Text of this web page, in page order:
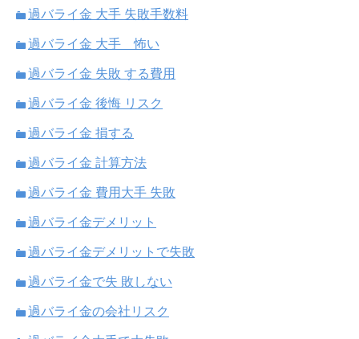
過バライ金 大手 失敗手数料
過バライ金 大手 怖い
過バライ金 失敗 する費用
過バライ金 後悔 リスク
過バライ金 損する
過バライ金 計算方法
過バライ金 費用大手 失敗
過バライ金デメリット
過バライ金デメリットで失敗
過バライ金で失 敗しない
過バライ金の会社リスク